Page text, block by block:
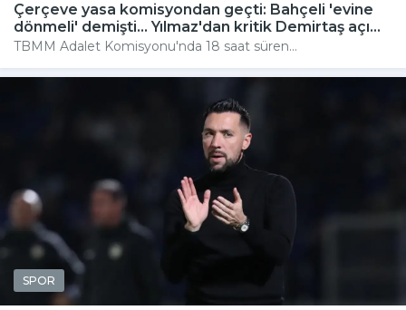
Çerçeve yasa komisyondan geçti: Bahçeli 'evine
dönmeli' demişti... Yılmaz'dan kritik Demirtaş açı...
TBMM Adalet Komisyonu'nda 18 saat süren...
SPOR